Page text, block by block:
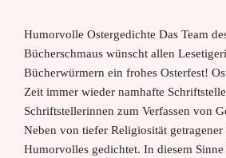
Humorvolle Ostergedichte Das Team
Bücherschmaus wünscht allen
Bücherwürmern ein frohes Osterfest!
Zeit immer wieder namhafte
Schriftstellerinnen zum Verfassen von
Neben von tiefer Religiosität
Humorvolles gedichtet. In diesem